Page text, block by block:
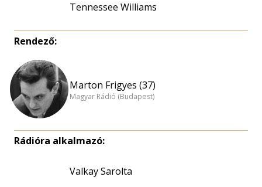
Tennessee Williams
Rendező:
Marton Frigyes (37)
Magyar Rádió (Budapest)
Rádióra alkalmazó:
Valkay Sarolta